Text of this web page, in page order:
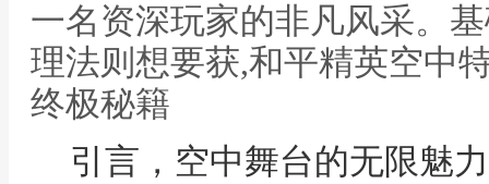
一名资深玩家的非凡风采。
理法则想要获,和平精英空中
终极秘籍
引言，空中舞台的无限魅力